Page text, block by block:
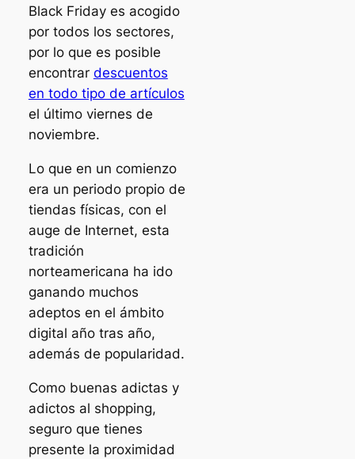
Black Friday es acogido
por todos los sectores,
por lo que es posible
encontrar descuentos
en todo tipo de artículos
el último viernes de
noviembre.
Lo que en un comienzo
era un periodo propio de
tiendas físicas, con el
auge de Internet, esta
tradición
norteamericana ha ido
ganando muchos
adeptos en el ámbito
digital año tras año,
además de popularidad.
Como buenas adictas y
adictos al shopping,
seguro que tienes
presente la proximidad